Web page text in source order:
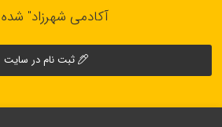
آکادمی شهرزاد" شده
ثبت نام در سایت